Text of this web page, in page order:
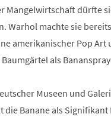
Mangelwirtschaft dürfte
Warhol machte sie
amerikanischer Pop Art
als
Museen und
die Banane als